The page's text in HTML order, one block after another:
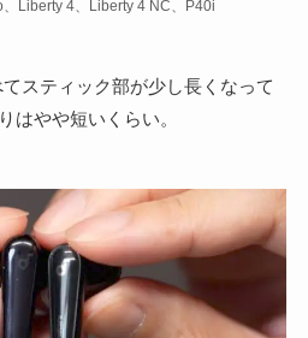
Liberty 4、Liberty 4 NC、P40i
スティック部が少し長くなって
はやや短いくらい。